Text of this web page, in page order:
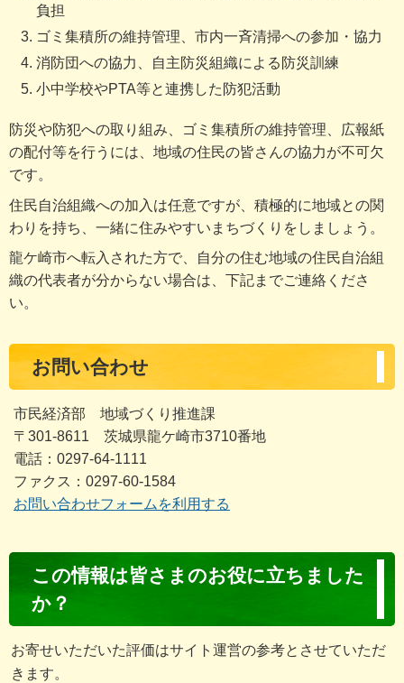
負担
ゴミ集積所の維持管理、市内一斉清掃への参加・協力
消防団への協力、自主防災組織による防災訓練
小中学校やPTA等と連携した防犯活動
防災や防犯への取り組み、ゴミ集積所の維持管理、広報紙
の配付等を行うには、地域の住民の皆さんの協力が不可欠
です。
住民自治組織への加入は任意ですが、積極的に地域との関
わりを持ち、一緒に住みやすいまちづくりをしましょう。
龍ケ崎市へ転入された方で、自分の住む地域の住民自治組
織の代表者が分からない場合は、下記までご連絡くださ
い。
お問い合わせ
市民経済部 地域づくり推進課
〒301-8611 茨城県龍ケ崎市3710番地
電話：0297-64-1111
ファクス：0297-60-1584
お問い合わせフォームを利用する
ン
ン
ツ
この情報は皆さまのお役に立ちました
か？
お寄せいただいた評価はサイト運営の参考とさせていただ
きます。